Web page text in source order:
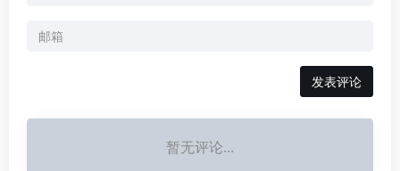
发表评论
暂无评论...